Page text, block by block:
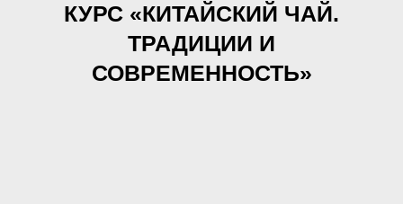
КУРС «КИТАЙСКИЙ ЧАЙ.
ТРАДИЦИИ И
СОВРЕМЕННОСТЬ»